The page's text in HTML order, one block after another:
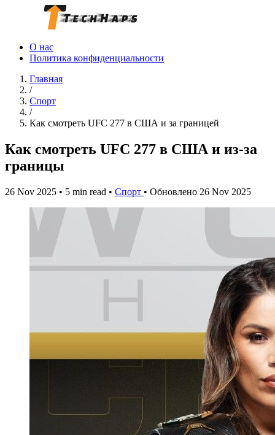
О нас
Политика конфиденциальности
Главная
/
Спорт
/
Как смотреть UFC 277 в США и за границей
Как смотреть UFC 277 в США и из-за
границы
26 Nov 2025 • 5 min read • Спорт • Обновлено 26 Nov 2025